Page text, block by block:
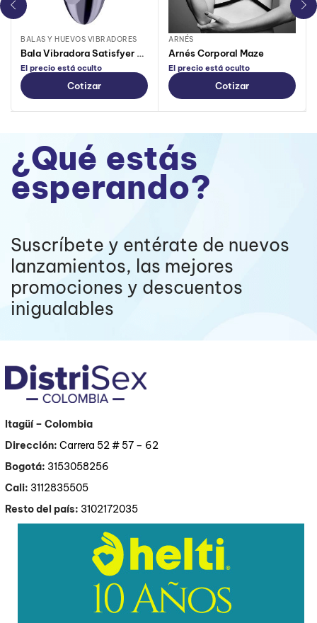
BALAS Y HUEVOS VIBRADORES
Bala Vibradora Satisfyer Purple Pleasure
El precio está oculto
Cotizar
ARNÉS
Arnés Corporal Maze
El precio está oculto
Cotizar
¿Qué estás
esperando?
Suscríbete y entérate de nuevos
lanzamientos, las mejores
promociones y descuentos
inigualables
Itagüí– Colombia
Dirección: Carrera 52 # 57 – 62
Bogotá: 3153058256
Cali: 3112835505
Resto del país: 3102172035